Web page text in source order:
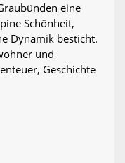
eine
Schönheit,
Dynamik besticht.
und
Geschichte